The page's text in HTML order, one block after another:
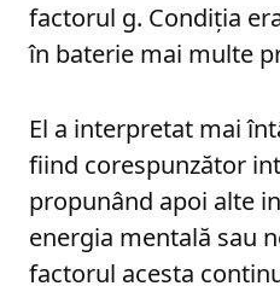
factorul g. Condiția
în baterie mai multe
El a interpretat mai
fiind corespunzător
propunând apoi alte
energia mentală sau
factorul acesta